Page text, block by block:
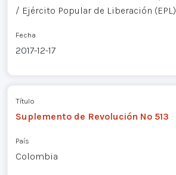
/ Ejército Popular de Liberación (EPL)
Fecha
2017-12-17
Título
Suplemento de Revolución Nº 513
País
Colombia